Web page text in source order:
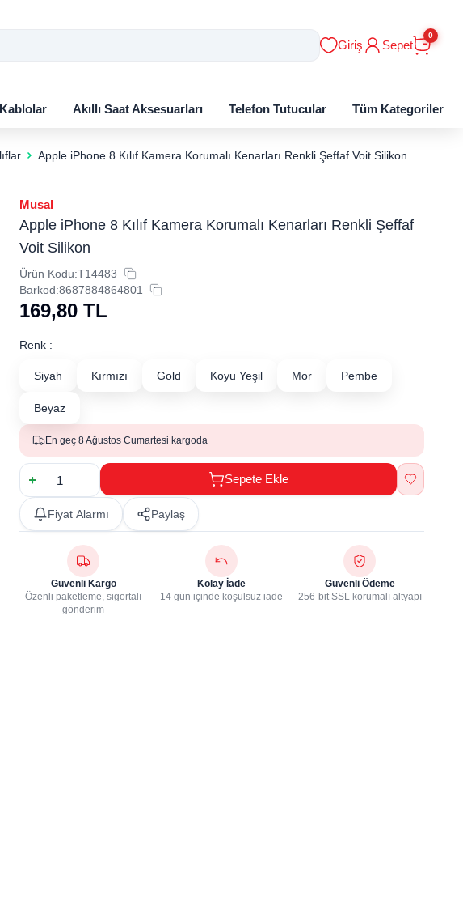
Giriş Sepet
0
Kablolar Akıllı Saat Aksesuarları Telefon Tutucular Tüm Kategoriler
Apple iPhone 8 Kılıf Kamera Korumalı Kenarları Renkli Şeffaf Voit Silikon
Musal
Apple iPhone 8 Kılıf Kamera Korumalı Kenarları Renkli Şeffaf
Voit Silikon
Ürün Kodu:T14483
Barkod:8687884864801
169,80 TL
Renk :
Siyah Kırmızı Gold Koyu Yeşil Mor Pembe
Beyaz
En geç 8 Ağustos Cumartesi kargoda
Sepete Ekle
Fiyat Alarmı Paylaş
Güvenli Kargo
Özenli paketleme, sigortalı
gönderim
Kolay İade
14 gün içinde koşulsuz iade
Güvenli Ödeme
256-bit SSL korumalı altyapı